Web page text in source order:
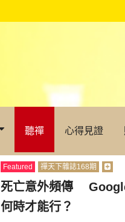
聽禪 心得見證
Featured 禪天下雜誌168期
死亡意外頻傳
何時才能行？